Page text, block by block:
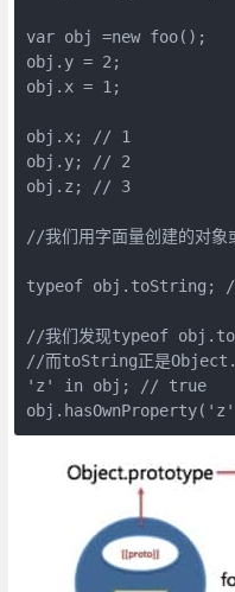
var obj =new foo();
obj.y = 2;
obj.x = 1;
obj.x; // 1
obj.y; // 2
obj.z; // 3                 //当
//我们用字面量创建的对
typeof obj.toString;
//我们发现typeof
//而toString正是
'z' in obj; // true